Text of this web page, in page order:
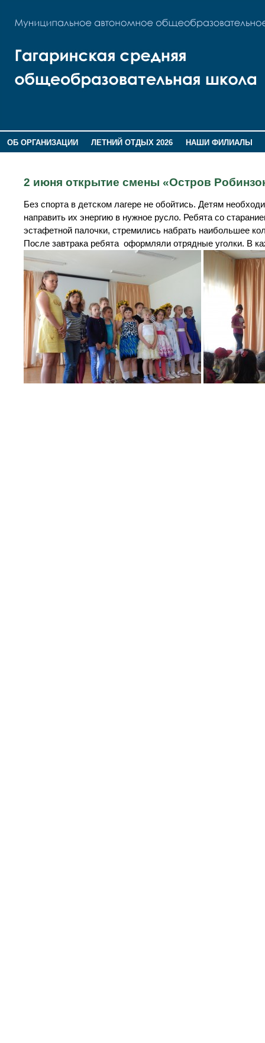
ОБ ОРГАНИЗАЦИИ ЛЕТНИЙ ОТДЫХ 2026
НАШИ ФИЛИАЛЫ
2 июня открытие смены «Остров
Без спорта в детском лагере не обойтись. Детям
направить их энергию в нужное русло. Ребята со
эстафетной палочки, стремились набрать наибольшее
После завтрака ребята оформляли отрядные уголки. В